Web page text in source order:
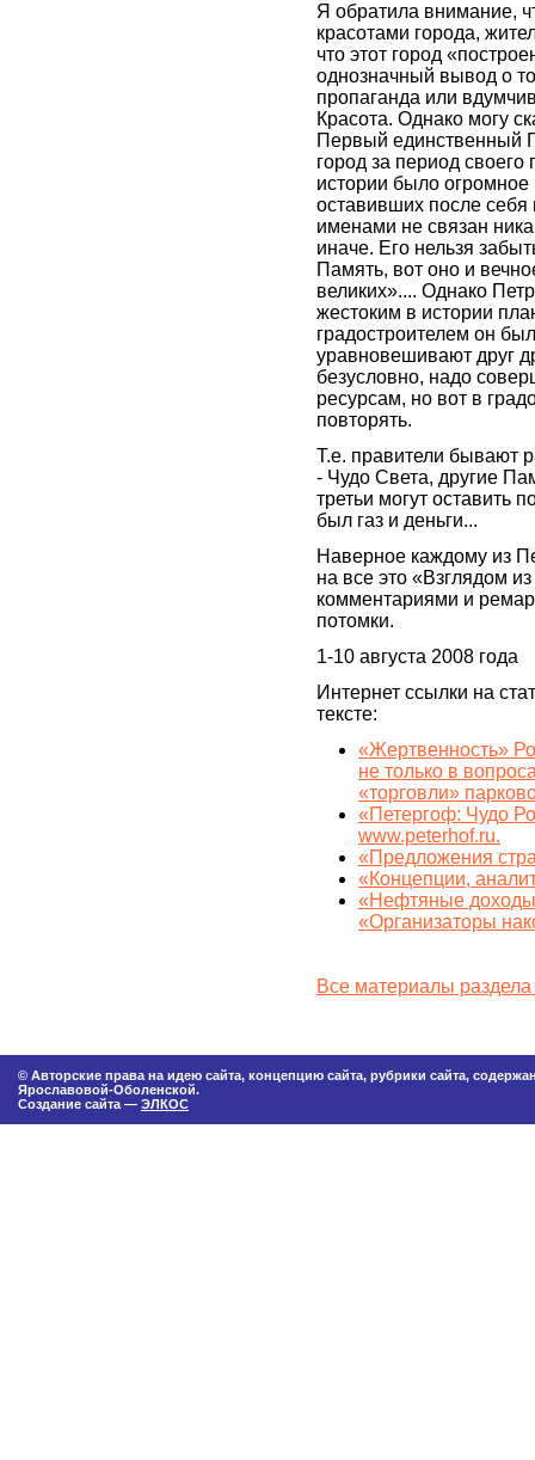
Я обратила внимание,
красотами города,
что этот город
однозначный вывод о
пропаганда или
Красота. Однако могу
Первый единственный
город за период
истории было огромное
оставивших после себя
именами не связан
иначе. Его нельзя
Память, вот оно и
великих».... Однако
жестоким в истории
градостроителем он
уравновешивают друг
безусловно, надо
ресурсам, но вот в
повторять.
Т.е. правители бывают
- Чудо Света, другие
третьи могут оставить
был газ и деньги...
Наверное каждому из
на все это «Взглядом
комментариями и
потомки.
1-10 августа 2008 года
Интернет ссылки на
тексте:
«Жертвенность»
не только в
«торговли»
«Петергоф: Чудо
www.peterhof.ru.
«Предложения
«Концепции,
«Нефтяные
«Организаторы
Все материалы
© Авторские права на идею сайта, концепцию сайта, рубрики сайта,
Ярославовой-Оболенской.
Создание сайта — ЭЛКОС